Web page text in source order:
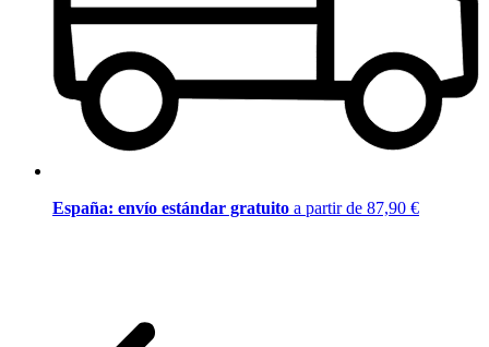
España: envío estándar gratuito a partir de 87,90 €